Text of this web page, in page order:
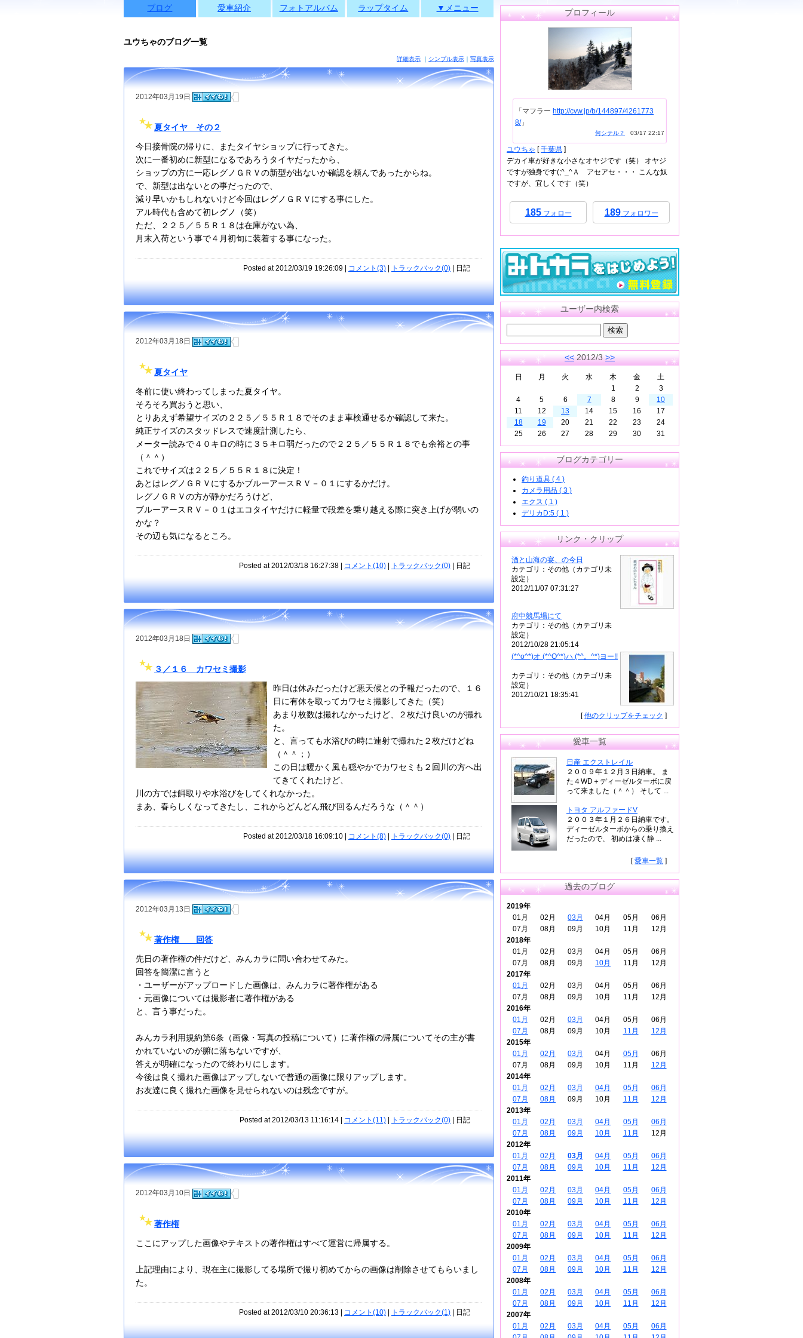
ブログ 愛車紹介 フォトアルバム ラップタイム ▼メニュー
ユウちゃのブログ一覧
詳細表示 ｜ シンプル表示 ｜ 写真表示
2012年03月19日
夏タイヤ その２
今日接骨院の帰りに、またタイヤショップに行ってきた。
次に一番初めに新型になるであろうタイヤだったから、
ショップの方に一応レグノＧＲＶの新型が出ないか確認を頼んであったからね。
で、新型は出ないとの事だったので、
減り早いかもしれないけど今回はレグノＧＲＶにする事にした。
アル時代も含めて初レグノ（笑）
ただ、２２５／５５Ｒ１８は在庫がない為、
月末入荷という事で４月初旬に装着する事になった。
Posted at 2012/03/19 19:26:09 | コメント(3) トラックバック(0) | 日記
2012年03月18日
夏タイヤ
冬前に使い終わってしまった夏タイヤ。
そろそろ買おうと思い、
とりあえず希望サイズの２２５／５５Ｒ１８でそのまま車検通せるか確認して来た。
純正サイズのスタッドレスで速度計測したら、
メーター読みで４０キロの時に３５キロ弱だったので２２５／５５Ｒ１８でも余裕との事
（＾＾）
これでサイズは２２５／５５Ｒ１８に決定！
あとはレグノＧＲＶにするかブルーアースＲＶ－０１にするかだけ。
レグノＧＲＶの方が静かだろうけど、
ブルーアースＲＶ－０１はエコタイヤだけに軽量で段差を乗り越える際に突き上げが弱いの
かな？
その辺も気になるところ。
Posted at 2012/03/18 16:27:38 | コメント(10) | トラックバック(0) | 日記
2012年03月18日
３／１６ カワセミ撮影
昨日は休みだったけど悪天候との予報だったので、１６
日に有休を取ってカワセミ撮影してきた（笑）
あまり枚数は撮れなかったけど、２枚だけ良いのが撮れ
た。
と、言っても水浴びの時に連射で撮れた２枚だけどね
（＾＾；）
この日は暖かく風も穏やかでカワセミも２回川の方へ出
てきてくれたけど、
川の方では餌取りや水浴びをしてくれなかった。
まあ、春らしくなってきたし、これからどんどん飛び回るんだろうな（＾＾）
Posted at 2012/03/18 16:09:10 | コメント(8) トラックバック(0) | 日記
2012年03月13日
著作権 回答
先日の著作権の件だけど、みんカラに問い合わせてみた。
回答を簡潔に言うと
・ユーザーがアップロードした画像は、みんカラに著作権がある
・元画像については撮影者に著作権がある
と、言う事だった。
みんカラ利用規約第6条（画像・写真の投稿について）に著作権の帰属についてその主が書
かれていないのが腑に落ちないですが、
答えが明確になったので終わりにします。
今後は良く撮れた画像はアップしないで普通の画像に限りアップします。
お友達に良く撮れた画像を見せられないのは残念ですが。
Posted at 2012/03/13 11:16:14 | コメント(11) トラックバック(0) | 日記
2012年03月10日
著作権
ここにアップした画像やテキストの著作権はすべて運営に帰属する。
上記理由により、現在主に撮影してる場所で撮り初めてからの画像は削除させてもらいまし
た。
Posted at 2012/03/10 20:36:13 | コメント(10) | トラックバック(1) | 日記
プロフィール
「マフラー http://cvw.jp/b/144897/4261773
8/」
何シテル？ 03/17 22:17
ユウちゃ [千葉県 ]
デカイ車が好きな小さなオヤジです（笑） オヤジ
ですが独身です(;^_^Ａ アセアセ・・・ こんな奴
ですが、宜しくです（笑）
185フォロー 189フォロワー
ユーザー内検索
<<2012/3>>
日 月 火 水 木 金
土
1
2
3
4
5 6 7 8 9
10
11
12 13 14 15 16
17
18
19 20 21 22 23
24
25
26 27 28 29 30 31
ブログカテゴリー
釣り道具 ( 4 )
カメラ用品 ( 3 )
エクス ( 1 )
デリカD:5 ( 1 )
リンク・クリップ
酒と山海の宴、の今日
カテゴリ：その他（カテゴリ未
設定）
2012/11/07 07:31:27
府中競馬場にて
カテゴリ：その他（カテゴリ未
設定）
2012/10/28 21:05:14
(*^o^*)オ (*^O^*)ハ (*^。^*)ヨー!!
カテゴリ：その他（カテゴリ未
設定）
2012/10/21 18:35:41
[他のクリップをチェック ]
愛車一覧
日産 エクストレイル
２００９年１２月３日納車。 ま
た４WD＋ディーゼルターボに戻
って来ました（＾＾） そして ...
トヨタ アルファードV
２００３年１月２６日納車です。
ディーゼルターボからの乗り換え
だったので、 初めは凄く静 ...
[愛車一覧 ]
過去のブログ
2019年
01月
02月 03月 04月 05月
06月
07月
08月 09月 10月 11月
12月
2018年
01月
02月 03月 04月 05月
06月
07月
08月 09月 10月 11月
12月
2017年
01月
02月 03月 04月 05月
06月
07月
08月 09月 10月 11月
12月
2016年
01月
02月 03月 04月 05月
06月
07月
08月 09月 10月 11月
12月
2015年
01月
02月 03月 04月 05月
06月
07月
08月 09月 10月 11月
12月
2014年
01月
02月 03月 04月 05月
06月
07月
08月 09月 10月 11月
12月
2013年
01月
02月 03月 04月 05月
06月
07月
08月 09月 10月 11月
12月
2012年
01月
02月 03月 04月 05月
06月
07月
08月 09月 10月 11月
12月
2011年
01月
02月 03月 04月 05月
06月
07月
08月 09月 10月 11月
12月
2010年
01月
02月 03月 04月 05月
06月
07月
08月 09月 10月 11月
12月
2009年
01月
02月 03月 04月 05月
06月
07月
08月 09月 10月 11月
12月
2008年
01月
02月 03月 04月 05月
06月
07月
08月 09月 10月 11月
12月
2007年
01月
02月 03月 04月 05月
06月